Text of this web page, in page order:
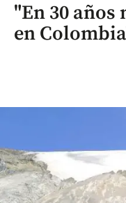
"En 30 años
en